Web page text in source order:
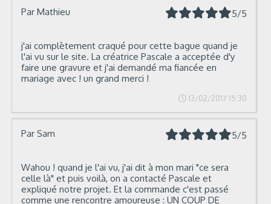
5/5
ParMathieu
j'ai complètement craqué pour cette bague quand je
l'ai vu sur le site. La créatrice Pascale a acceptée d'y
faire une gravure et j'ai demandé ma fiancée en
mariage avec ! un grand merci !
13/02/2017 15:30
5/5
ParSam
Wahou ! quand je l'ai vu, j'ai dit à mon mari "ce sera
celle là" et puis voilà, on a contacté Pascale et
expliqué notre projet. Et la commande c'est passé
comme une rencontre amoureuse : UN COUP DE